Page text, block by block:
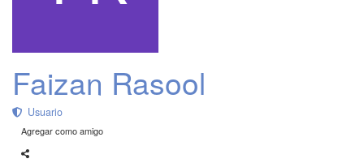
Faizan Rasool
Usuario
Agregar como amigo